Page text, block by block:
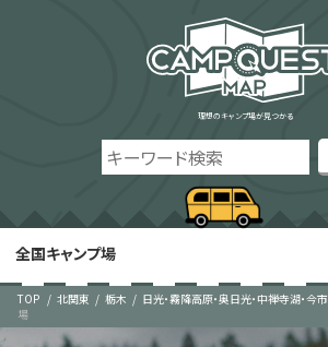
理想のキャンプ場が見つかる
全国キャンプ場
TOP 北関東 栃木 日光・霧降高原・奥日光・中禅寺湖・今市
場